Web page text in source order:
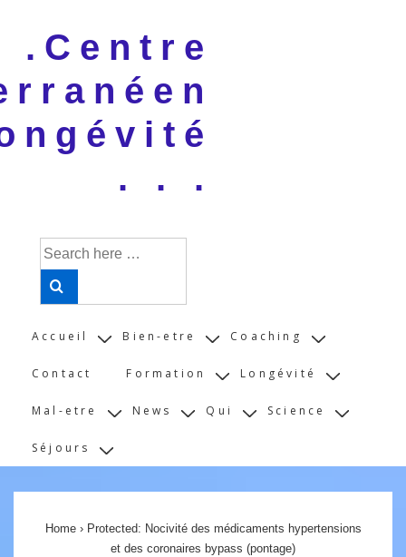
Main
.Centre
. . .
Search
for:
Main
Accueil Bien-etre Coaching
Contact Formation Longévité
Mal-etre News Qui Science
Séjours
Home › Protected: Nocivité des médicaments hypertensions
et des coronaires bypass (pontage)